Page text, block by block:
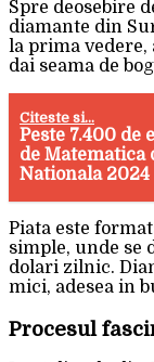
Spre deosebire
diamante din
la prima vedere,
dai seama de
Citeste si...
Peste 7.400 de
de Matematica
Nationala 2024
Piata este
simple, unde se
dolari zilnic.
mici, adesea in
Procesul